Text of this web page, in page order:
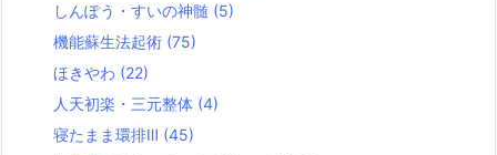
しんぽう・すいの神髄 (5)
機能蘇生法起術 (75)
ほきやわ (22)
人天初楽・三元整体 (4)
寝たまま環排Ⅲ (45)